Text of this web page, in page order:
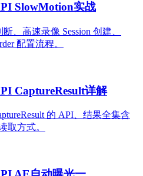
SlowMotion实战
、高速录像 Session 创建、
配置流程。
CaptureResult详解
的 API、结果全集含
取方式。